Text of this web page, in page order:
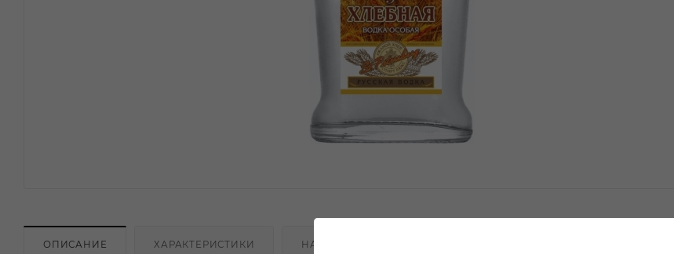
ОПИСАНИЕ ХАРАКТЕРИСТИКИ НАЛИЧИЕ